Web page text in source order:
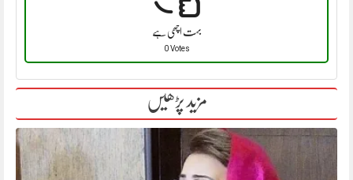
بہت اچھی ہے
0 Votes
مزید پڑھیں